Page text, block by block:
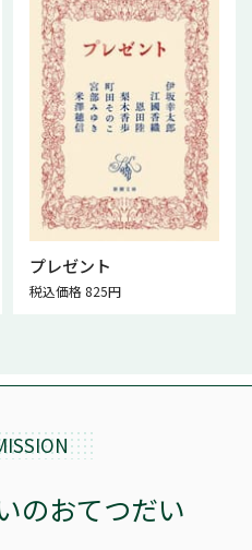
プレゼント
税込価格 825円
のおてつだい